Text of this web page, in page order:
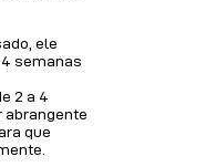
ele
semanas
2 a 4
abrangente
que